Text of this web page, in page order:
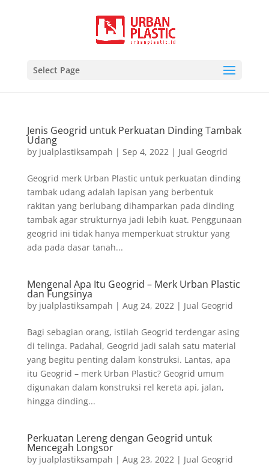
Select Page
Jenis Geogrid untuk Perkuatan Dinding Tambak
Udang
by jualplastiksampah | Sep 4, 2022| Jual Geogrid
Geogrid merk Urban Plastic untuk perkuatan dinding
tambak udang adalah lapisan yang berbentuk
rakitan yang berlubang dihamparkan pada dinding
tambak agar strukturnya jadi lebih kuat. Penggunaan
geogrid ini tidak hanya memperkuat struktur yang
ada pada dasar tanah...
Mengenal Apa Itu Geogrid – Merk Urban Plastic
dan Fungsinya
by jualplastiksampah | Aug 24, 2022| Jual Geogrid
Bagi sebagian orang, istilah Geogrid terdengar asing
di telinga. Padahal, Geogrid jadi salah satu material
yang begitu penting dalam konstruksi. Lantas, apa
itu Geogrid – merk Urban Plastic? Geogrid umum
digunakan dalam konstruksi rel kereta api, jalan,
hingga dinding...
Perkuatan Lereng dengan Geogrid untuk
Mencegah Longsor
by jualplastiksampah | Aug 23, 2022| Jual Geogrid